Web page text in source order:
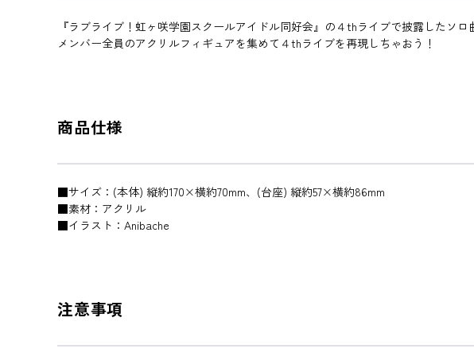
『ラブライブ！虹ヶ咲学園スクールアイドル同好会』の４thライブで披露したソ
メンバー全員のアクリルフィギュアを集めて４thライブを再現しちゃおう！
商品仕様
■サイズ：(本体) 縦約170×横約70mm、(台座) 縦約57×横約86mm
■素材：アクリル
■イラスト：Anibache
注意事項